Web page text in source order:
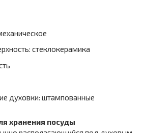
стеклокерамика
духовки: штампованные
хранения посуды